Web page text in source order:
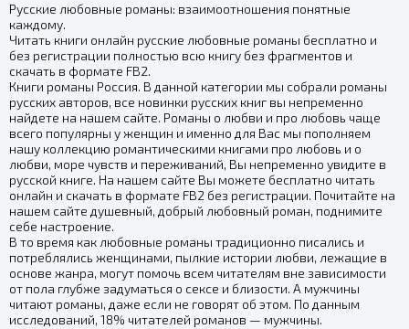
Русские любовные романы: взаимоотношения понятные
каждому.
Читать книги онлайн русские любовные романы бесплатно и
без регистрации полностью всю книгу без фрагментов и
скачать в формате FB2.
Книги романы Россия. В данной категории мы собрали романы
русских авторов, все новинки русских книг вы непременно
найдете на нашем сайте. Романы о любви и про любовь чаще
всего популярны у женщин и именно для Вас мы пополняем
нашу коллекцию романтическими книгами про любовь и о
любви, море чувств и переживаний, Вы непременно увидите в
русской книге. На нашем сайте Вы можете бесплатно читать
онлайн и скачать в формате FB2 без регистрации. Почитайте на
нашем сайте душевный, добрый любовный роман, поднимите
себе настроение.
В то время как любовные романы традиционно писались и
потреблялись женщинами, пылкие истории любви, лежащие в
основе жанра, могут помочь всем читателям вне зависимости
от пола глубже задуматься о сексе и близости. А мужчины
читают романы, даже если не говорят об этом. По данным
исследований, 18% читателей романов — мужчины.